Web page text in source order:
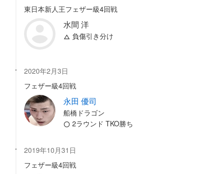
東日本新人王フェザー級4回戦
水間 洋
負傷引き分け
2020年2月3日
フェザー級4回戦
永田 優司
船橋ドラゴン
2ラウンド TKO勝ち
2019年10月31日
フェザー級4回戦